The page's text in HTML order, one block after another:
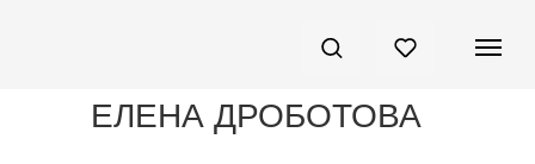
ЕЛЕНА ДРОБОТОВА